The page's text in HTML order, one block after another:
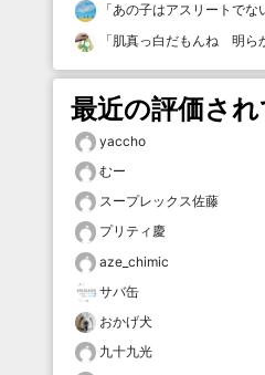
「あの子はアスリートでな
「肌真っ白だもんね 明ら
最近の評価さ
yaccho
むー
スープレックス佐藤
プリティ慶
aze_chimic
サバ缶
おかげ犬
九十九光